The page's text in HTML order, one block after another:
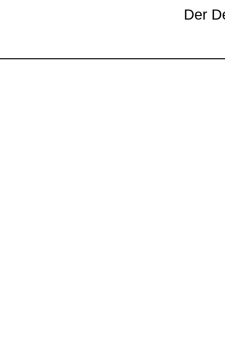
Der